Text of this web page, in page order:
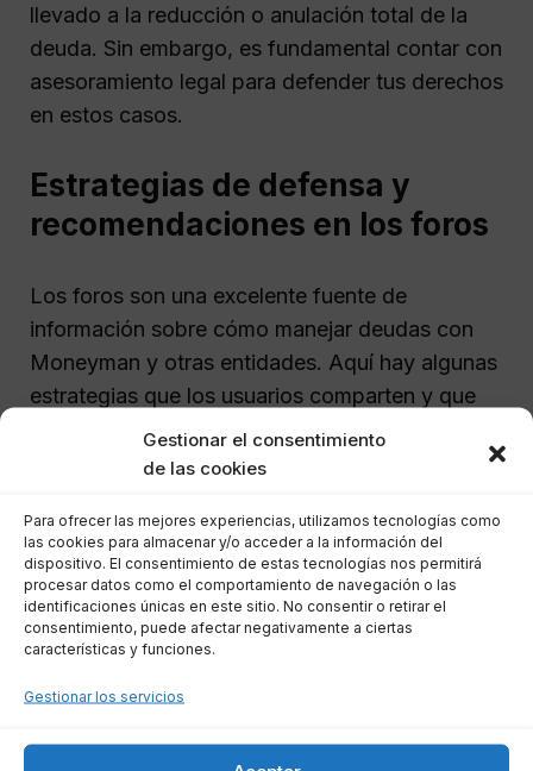
Gestionar el consentimiento
de las cookies
Para ofrecer las mejores experiencias, utilizamos tecnologías como
las cookies para almacenar y/o acceder a la información del
dispositivo. El consentimiento de estas tecnologías nos permitirá
procesar datos como el comportamiento de navegación o las
identificaciones únicas en este sitio. No consentir o retirar el
consentimiento, puede afectar negativamente a ciertas
características y funciones.
Gestionar los servicios
llevado a la reducción o anulación total de la
deuda. Sin embargo, es fundamental contar con
asesoramiento legal para defender tus derechos
en estos casos.
Estrategias de defensa y
recomendaciones en los foros
Los foros son una excelente fuente de
información sobre cómo manejar deudas con
Moneyman y otras entidades. Aquí hay algunas
estrategias que los usuarios comparten y que
pueden ser útiles:
abonado el capital inicial, considera
detener los pagos de intereses y
recargos.
No responder a comunicaciones:
Ignorar las llamadas y correos de
empresas de recobro puede ser una
Guardar documentación: